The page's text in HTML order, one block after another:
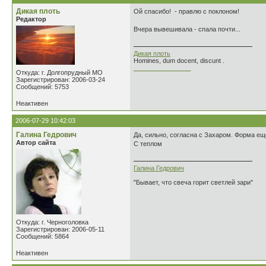
Дикая плоть
Редактор
Откуда: г. Долгопрудный МО
Зарегистрирован: 2006-03-24
Сообщений: 5753
Ой спасибо! - правлю с поклоном!
Вчера вывешивала - спала почти...
Дикая плоть
Homines, dum docent, discunt .
Неактивен
2006-07-29 10:42:03
Галина Гедрович
Автор сайта
Откуда: г. Черноголовка
Зарегистрирован: 2006-05-11
Сообщений: 5864
Да, сильно, согласна с Захаром. Форма
С теплом
Галина Гедрович
"Бывает, что свеча горит светлей зари"
Неактивен